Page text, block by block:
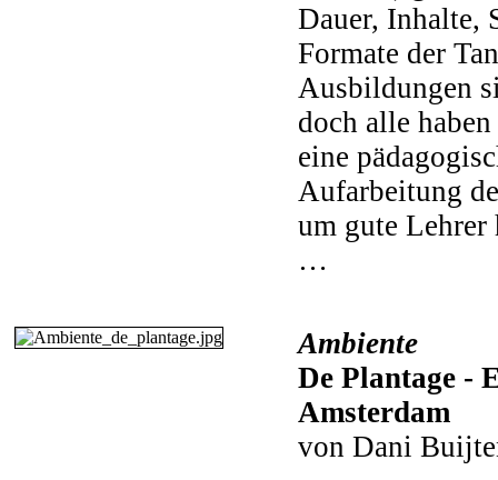
Dauer, Inhalte,
Formate der
Ausbildungen
doch alle
eine
Aufarbeitung
um gute
…
Ambiente
De Plantage -
Amsterdam
von Dani